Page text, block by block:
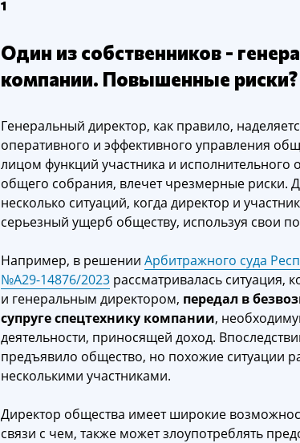
1
Один из собственников -
компании. Повышенные риски?
Генеральный директор, как правило,
оперативного и эффективного управления
лицом функций участника и
общего собрания, влечет чрезмерные риски.
несколько ситуаций, когда директор и
серьезный ущерб обществу, используя свои
Например, в решении Арбитражного суда
№А29-14876/2023 рассматривалась ситуация,
и генеральным директором, передал в
супруге спецтехнику компании,
деятельности, приносящей доход.
предъявило общество, но похожие ситуации
несколькими участниками.
Директор общества имеет широкие
связи с чем, также может злоупотреблять